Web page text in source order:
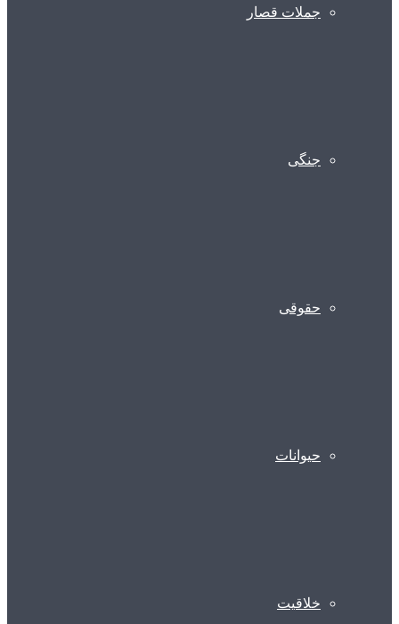
جملات قصار
جنگی
حقوقی
حیوانات
خلاقیت